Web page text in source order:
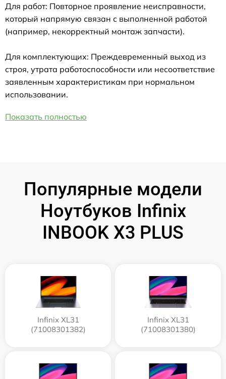
Для работ: Повторное проявление неисправности,
который напрямую связан с выполненной работой
(например, некорректный монтаж запчасти).
Для комплектующих: Преждевременный выход из
строя, утрата работоспособности или несоответствие
заявленным характеристикам при нормальном
использовании.
Показать полностью
Популярные модели
Ноутбуков Infinix
INBOOK X3 PLUS
Infinix XL31
(71008301382)
Infinix XL31
(71008301380)